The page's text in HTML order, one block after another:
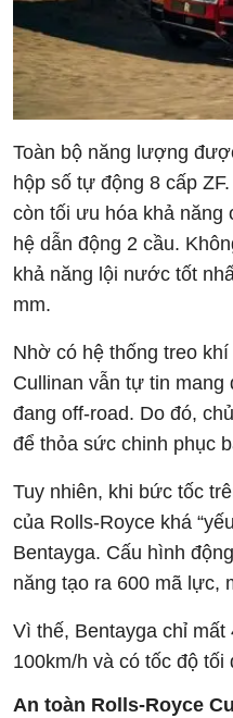
Toàn bộ năng lượng
hộp số tự động 8 cấp
còn tối ưu hóa khả năng
hệ dẫn động 2 cầu.
khả năng lội nước tốt
mm.
Nhờ có hệ thống treo
Cullinan vẫn tự tin mang
đang off-road. Do đó,
để thỏa sức chinh phục
Tuy nhiên, khi bức tốc
của Rolls-Royce khá
Bentayga. Cấu hình
năng tạo ra 600 mã lực,
Vì thế, Bentayga chỉ
100km/h và có tốc độ tối
An toàn Rolls-Royce